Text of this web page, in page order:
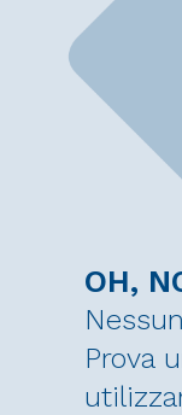
OH,
Prova